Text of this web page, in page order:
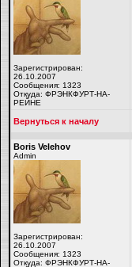
Зарегистрирован:
26.10.2007
Сообщения: 1323
Откуда: ФРЭНКФУРТ-НА-
РЕЙНЕ
Вернуться к началу
Boris Velehov
Admin
Зарегистрирован:
26.10.2007
Сообщения: 1323
Откуда: ФРЭНКФУРТ-НА-